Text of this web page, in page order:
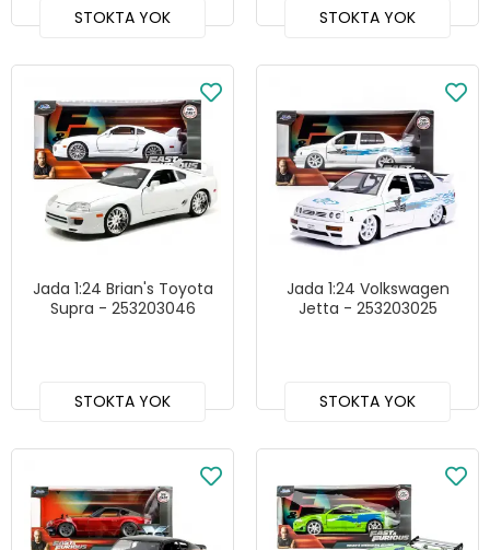
STOKTA YOK STOKTA YOK
Jada 1:24 Brian's Toyota
Supra - 253203046
STOKTA YOK
Jada 1:24 Volkswagen
Jetta - 253203025
STOKTA YOK